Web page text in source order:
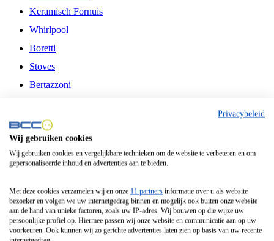
Keramisch Fornuis
Whirlpool
Boretti
Stoves
Bertazzoni
Fitelli
Airfryer
Frituurpan
Contactgrill
Broodbakmachine
Broodrooster
Privacybeleid
Wij gebruiken cookies
Wij gebruiken cookies en vergelijkbare technieken om de website te verbeteren en om
gepersonaliseerde inhoud en advertenties aan te bieden.
Met deze cookies verzamelen wij en onze 11 partners informatie over u als website
bezoeker en volgen we uw internetgedrag binnen en mogelijk ook buiten onze website
aan de hand van unieke factoren, zoals uw IP-adres. Wij bouwen op die wijze uw
persoonlijke profiel op. Hiermee passen wij onze website en communicatie aan op uw
voorkeuren. Ook kunnen wij zo gerichte advertenties laten zien op basis van uw recente